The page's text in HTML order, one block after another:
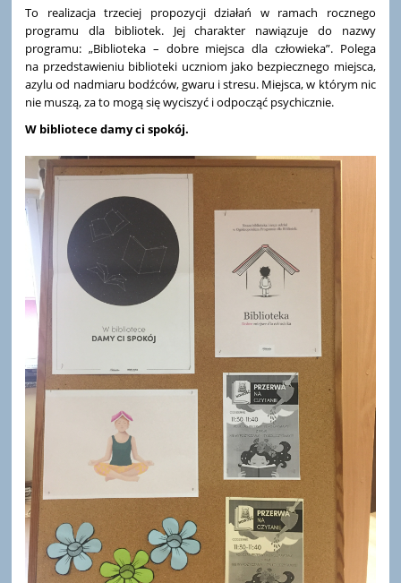
To realizacja trzeciej propozycji działań w ramach rocznego
programu dla bibliotek. Jej charakter nawiązuje do nazwy
programu: „Biblioteka – dobre miejsca dla człowieka”. Polega
na przedstawieniu biblioteki uczniom jako bezpiecznego miejsca,
azylu od nadmiaru bodźców, gwaru i stresu. Miejsca, w którym nic
nie muszą, za to mogą się wyciszyć i odpocząć psychicznie.
W bibliotece damy ci spokój.